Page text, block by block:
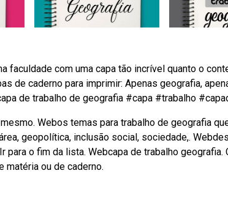
faculdade com uma capa tão incrível quanto o
de caderno para imprimir: Apenas geografia,
de trabalho de geografia #capa #trabalho
Webos temas para trabalho de geografia
geopolítica, inclusão social, sociedade,.
para o fim da lista. Webcapa de trabalho
matéria ou de caderno.